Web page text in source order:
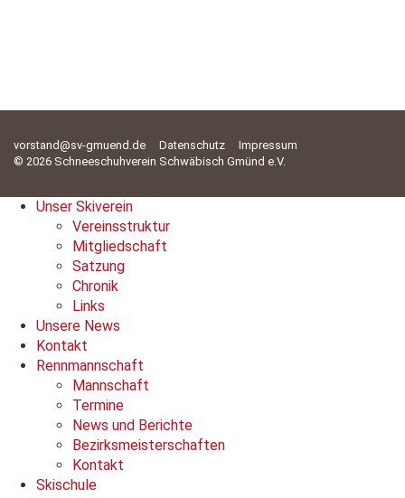
vorstand@sv-gmuend.de Datenschutz
Impressum
© 2026 Schneeschuhverein Schwäbisch Gmünd e.V.
Unser Skiverein
Vereinsstruktur
Mitgliedschaft
Satzung
Chronik
Links
Unsere News
Kontakt
Rennmannschaft
Mannschaft
Termine
News und Berichte
Bezirksmeisterschaften
Kontakt
Skischule